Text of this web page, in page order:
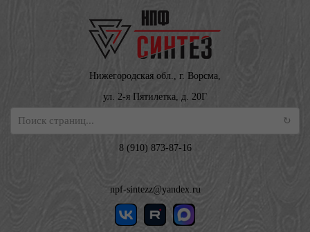
Нижегородская обл., г. Ворсма,
ул. 2-я Пятилетка, д. 20Г
8 (910) 873-87-16
npf-sintezz@yandex.ru